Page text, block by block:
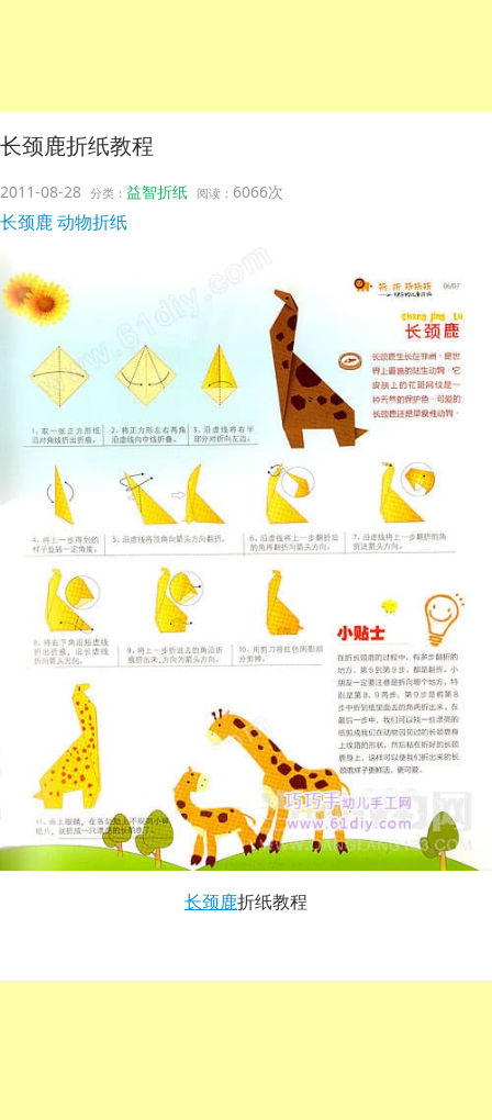
长颈鹿折纸教程
2011-08-28 分类： 益智折纸 阅读： 6066次
长颈鹿动物折纸
长颈鹿折纸教程